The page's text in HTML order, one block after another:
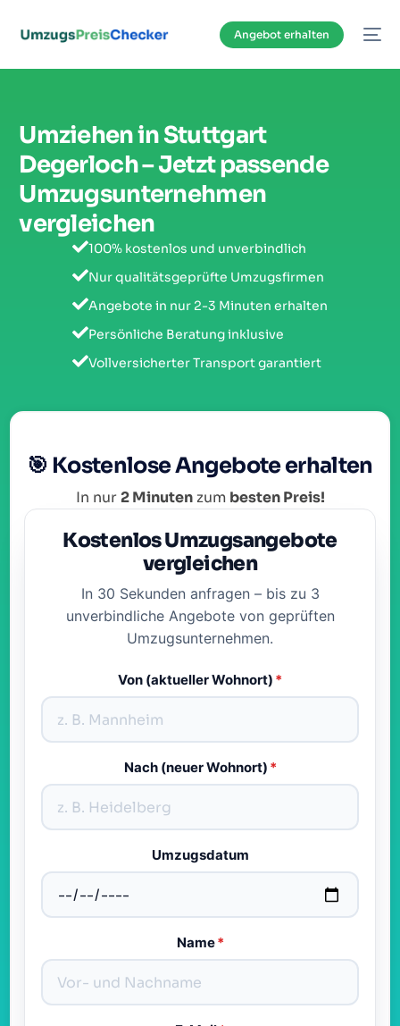
Angebot erhalten
Umziehen in Stuttgart
Degerloch – Jetzt passende
Umzugsunternehmen
vergleichen
100% kostenlos und unverbindlich
Nur qualitätsgeprüfte Umzugsfirmen
Angebote in nur 2-3 Minuten erhalten
Persönliche Beratung inklusive
Vollversicherter Transport garantiert
🎯 Kostenlose Angebote erhalten
In nur2 Minutenzum besten Preis!
Kostenlos Umzugsangebote
vergleichen
In 30 Sekunden anfragen – bis zu 3
unverbindliche Angebote von geprüften
Umzugsunternehmen.
Von (aktueller Wohnort) *
Nach (neuer Wohnort) *
Umzugsdatum
Name*